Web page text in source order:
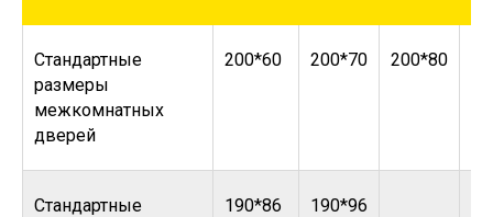
Стандартные
размеры
межкомнатных
дверей
200*60 200*70 200*80
Стандартные
190*86 190*96